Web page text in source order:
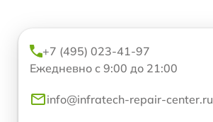
+7 (495) 023-41-97
Ежедневно с 9:00 до 21:00
info@infratech-repair-center.ru